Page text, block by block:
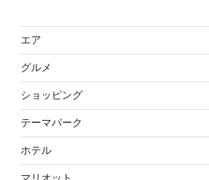
エア
グルメ
ショッピング
テーマパーク
ホテル